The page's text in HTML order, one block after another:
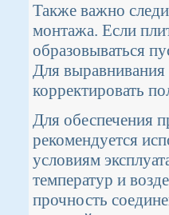
Также важно
монтажа. Если
образовываться
Для выравнивания
корректировать
Для обеспечения
рекомендуется
условиям
температур и
прочность